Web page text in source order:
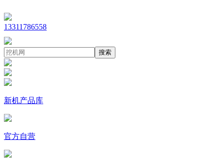
13311786558
搜索
新机产品库
官方自营